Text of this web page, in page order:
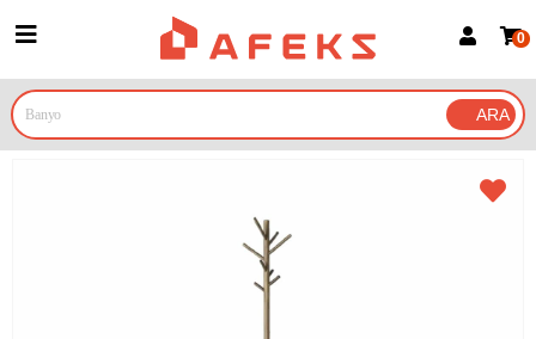
Google İle Bağlan
0